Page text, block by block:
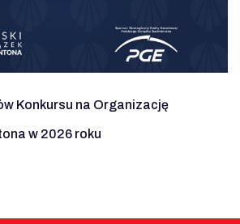
Konkursu na Organizację
w 2026 roku